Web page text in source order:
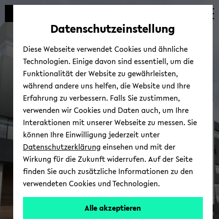
Automatische
vermeiden
zum
wechseln
zum
wechseln
zum
wechseln
CITEC Lec­tu­re Se­ries
© Uni­ver­si­tät Bie­le­feld
Datenschutzeinstellung
Diese Webseite verwendet Cookies und ähnliche
Technologien. Einige davon sind essentiell, um die
Funktionalität der Website zu gewährleisten,
während andere uns helfen, die Website und Ihre
Erfahrung zu verbessern. Falls Sie zustimmen,
verwenden wir Cookies und Daten auch, um Ihre
Interaktionen mit unserer Webseite zu messen. Sie
können Ihre Einwilligung jederzeit unter
Datenschutzerklärung einsehen und mit der
Wirkung für die Zukunft widerrufen. Auf der Seite
finden Sie auch zusätzliche Informationen zu den
verwendeten Cookies und Technologien.
Alle akzeptieren